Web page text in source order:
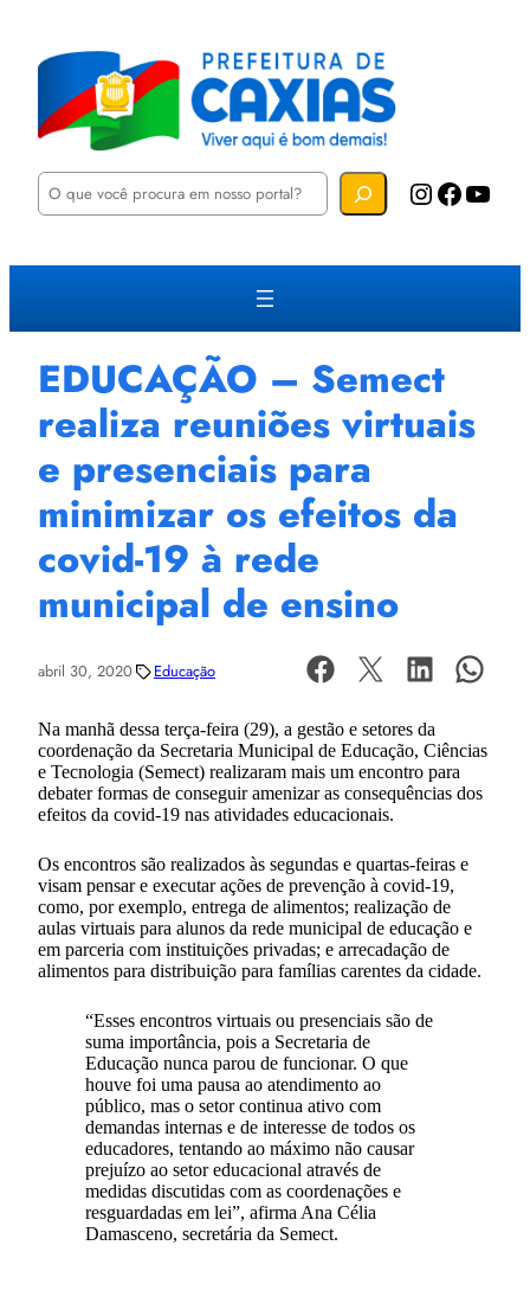
P
u
a
Instagram Facebook YouTube
EDUCAÇÃO – Semect
realiza reuniões virtuais
e presenciais para
minimizar os efeitos da
covid-19 à rede
municipal de ensino
abril 30, 2020 Educação
Na manhã dessa terça-feira (29), a gestão e setores da
coordenação da Secretaria Municipal de Educação, Ciências
e Tecnologia (Semect) realizaram mais um encontro para
debater formas de conseguir amenizar as consequências dos
efeitos da covid-19 nas atividades educacionais.
Os encontros são realizados às segundas e quartas-feiras e
visam pensar e executar ações de prevenção à covid-19,
como, por exemplo, entrega de alimentos; realização de
aulas virtuais para alunos da rede municipal de educação e
em parceria com instituições privadas; e arrecadação de
alimentos para distribuição para famílias carentes da cidade.
“Esses encontros virtuais ou presenciais são de
suma importância, pois a Secretaria de
Educação nunca parou de funcionar. O que
houve foi uma pausa ao atendimento ao
público, mas o setor continua ativo com
demandas internas e de interesse de todos os
educadores, tentando ao máximo não causar
prejuízo ao setor educacional através de
medidas discutidas com as coordenações e
resguardadas em lei”, afirma Ana Célia
Damasceno, secretária da Semect.